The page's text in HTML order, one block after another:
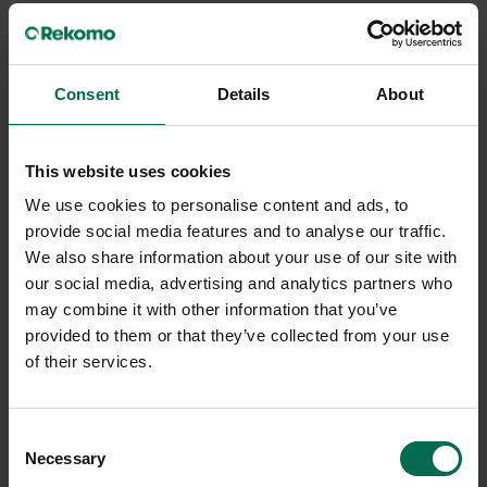
Consent Details About
This website uses cookies
We use cookies to personalise content and ads, to
provide social media features and to analyse our traffic.
We also share information about your use of our site with
our social media, advertising and analytics partners who
may combine it with other information that you’ve
provided to them or that they’ve collected from your use
of their services.
Selection
Necessary